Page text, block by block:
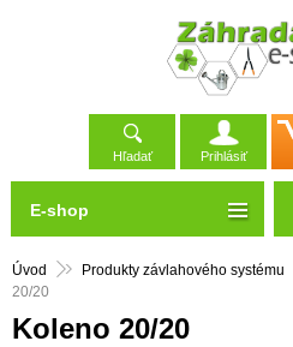
Hľadať Prihlásiť
Úvod Produkty závlahového systému
20/20
Koleno 20/20
E-shop